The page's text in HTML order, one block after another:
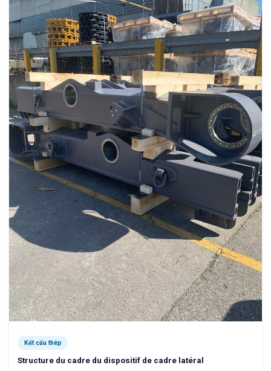
Kết cấu thép
Structure du cadre du dispositif de cadre latéral